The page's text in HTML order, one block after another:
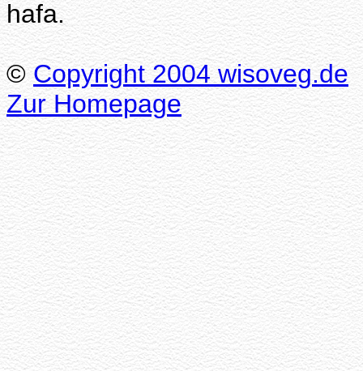
hafa.
© Copyright 2004 wisoveg.de
Zur Homepage